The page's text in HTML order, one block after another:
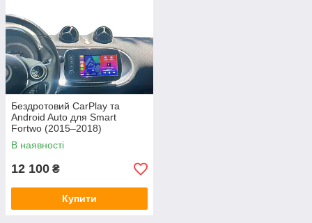
Бездротовий CarPlay та
Android Auto для Smart
Fortwo (2015–2018)
В наявності
12 100 ₴
Купити